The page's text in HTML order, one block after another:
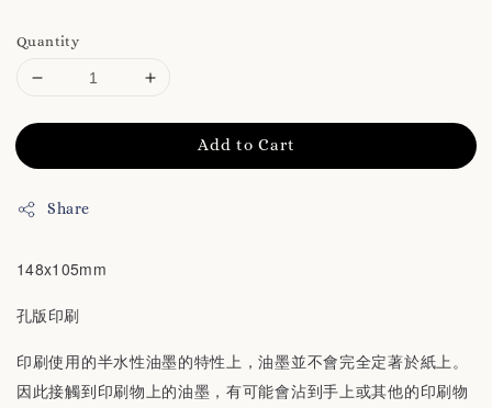
Quantity
Add to Cart
Share
148x105mm
孔版印刷
印刷使用的半水性油墨的特性上，油墨並不會完全定著於紙上。
因此接觸到印刷物上的油墨，有可能會沾到手上或其他的印刷物